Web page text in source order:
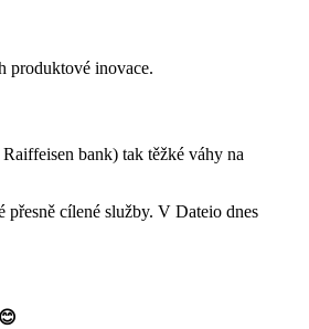
produktové inovace.
bank) tak těžké váhy na
cílené služby. V Dateio dnes